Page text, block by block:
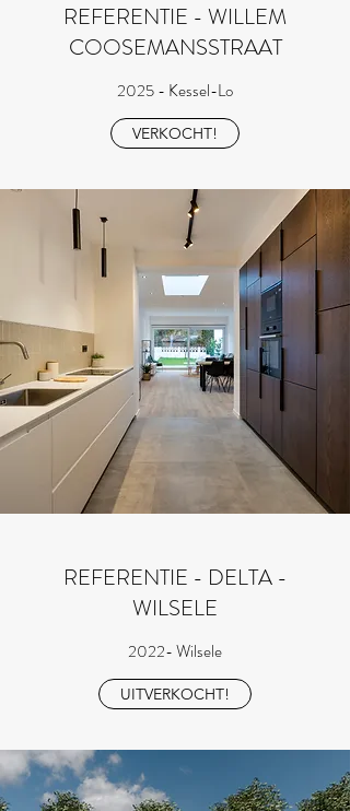
REFERENTIE - WILLEM
COOSEMANSSTRAAT
2025 - Kessel-Lo
VERKOCHT!
REFERENTIE - DELTA -
WILSELE
2022- Wilsele
UITVERKOCHT!